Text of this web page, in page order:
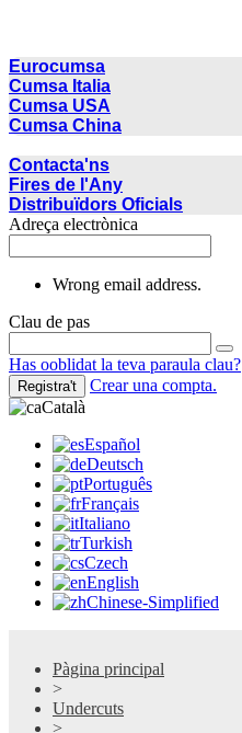
Eurocumsa
Cumsa Italia
Cumsa USA
Cumsa China
Contacta'ns
Fires de l'Any
Distribuïdors Oficials
Adreça electrònica
Wrong email address.
Clau de pas
Has ooblidat la teva paraula clau?
Registra't
Crear una compta.
Català
Español
Deutsch
Português
Français
Italiano
Turkish
Czech
English
Chinese-Simplified
Pàgina principal
>
Undercuts
>